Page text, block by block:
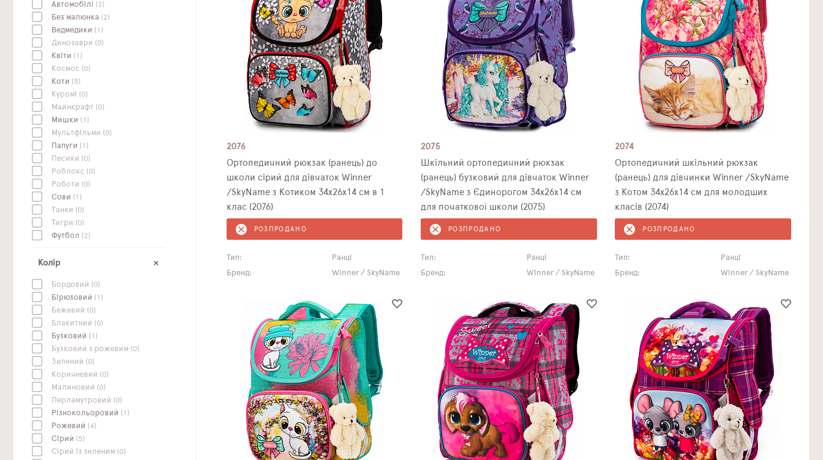
Автомобілі (2)
Без малюнка (2)
Ведмедики (1)
Динозаври (0)
Квіти (1)
Космос (0)
Коти (5)
Куромі (0)
Майнкрафт (0)
Мишки (1)
Мультфільми (0)
Папуги (1)
Песики (0)
Роблокс (0)
Роботи (0)
Сови (1)
Танки (0)
Тигри (0)
Футбол (2)
Колір
Бордовий (0)
Бірюзовий (1)
Бежевий (0)
Блакитний (0)
Бузковий (1)
Бузковий з рожевим (0)
Зелений (0)
Коричневий (0)
Малиновий (0)
Перламутровий (0)
Різнокольоровий (1)
Рожевий (4)
Сірий (5)
Сірий із зеленим (0)
2076
Ортопедичний рюкзак (ранець) до
школи сірий для дівчаток Winner
/SkyName з Котиком 34х26х14 см в 1
клас (2076)
РОЗПРОДАНО
Тип:
Ранці
Бренд:
Winner / SkyName
2075
Шкільний ортопедичний рюкзак
(ранець) бузковий для дівчаток Winner
/SkyName з Єдинорогом 34х26х14 см
для початкової школи (2075)
РОЗПРОДАНО
Тип:
Ранці
Бренд:
Winner / SkyName
2074
Ортопедичний шкільний рюкзак
(ранець) для дівчинки Winner /SkyName
з Котом 34х26х14 см для молодших
класів (2074)
РОЗПРОДАНО
Тип:
Ранці
Бренд:
Winner / SkyName